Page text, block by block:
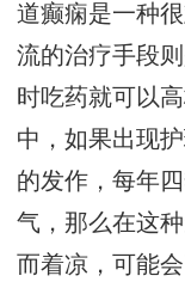
道癫痫是一种
流的治疗手段
时吃药就可以
中，如果出现
的发作，每年
气，那么在这
而着凉，可能